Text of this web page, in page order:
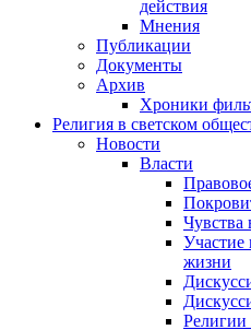
действия
Мнения
Публикации
Документы
Архив
Хроники
Религия в светском
Новости
Власти
Участие
жизни
Религии